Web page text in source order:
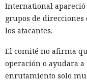
International apareció
grupos de direcciones
los atacantes.
El comité no afirma
operación o ayudara a
enrutamiento solo